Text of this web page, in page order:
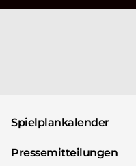
Spielplankalender
Pressemitteilungen